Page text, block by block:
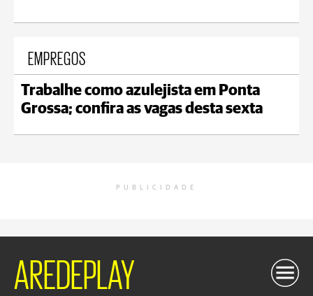
EMPREGOS
Trabalhe como azulejista em Ponta
Grossa; confira as vagas desta sexta
PUBLICIDADE
AREDEPLAY